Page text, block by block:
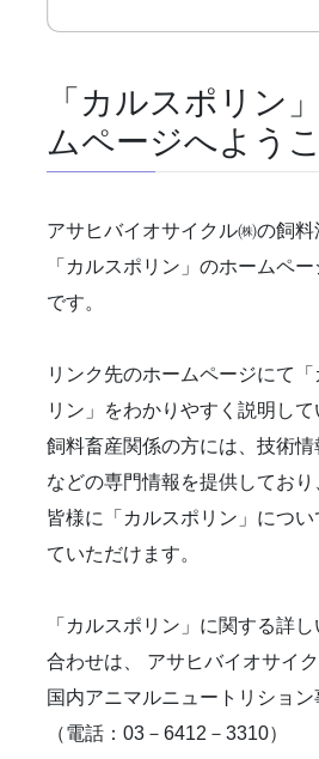
「カルスポリン
ムページへよう
アサヒバイオサイクル㈱の飼料
「カルスポリン」のホームペ
です。
リンク先のホームページにて「
リン」をわかりやすく説明して
飼料畜産関係の方には、技術
などの専門情報を提供しており
皆様に「カルスポリン」につい
ていただけます。
「カルスポリン」に関する詳
合わせは、 アサヒバイオサイ
国内アニマルニュートリション
（電話：03－6412－3310）